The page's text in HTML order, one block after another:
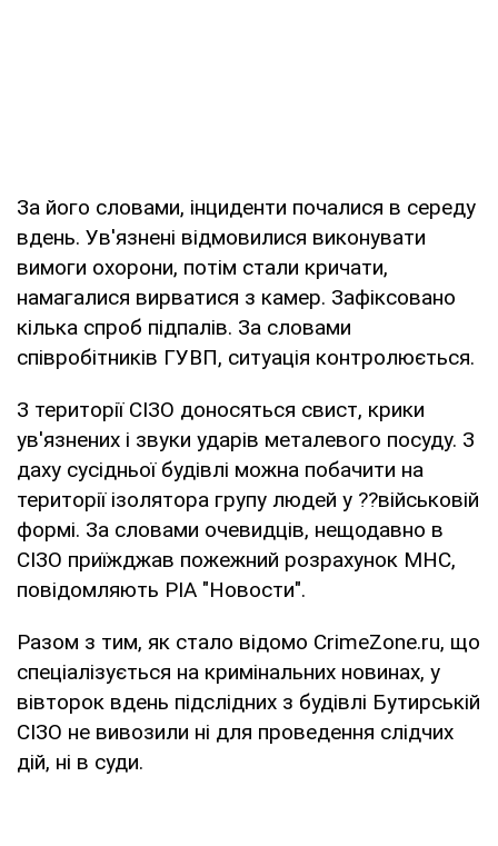
За його словами, інциденти почалися в середу
вдень. Ув'язнені відмовилися виконувати
вимоги охорони, потім стали кричати,
намагалися вирватися з камер. Зафіксовано
кілька спроб підпалів. За словами
співробітників ГУВП, ситуація контролюється.
З території СІЗО доносяться свист, крики
ув'язнених і звуки ударів металевого посуду. З
даху сусідньої будівлі можна побачити на
території ізолятора групу людей у ??військовій
формі. За словами очевидців, нещодавно в
СІЗО приїжджав пожежний розрахунок МНС,
повідомляють РІА "Новости".
Разом з тим, як стало відомо CrimeZone.ru, що
спеціалізується на кримінальних новинах, у
вівторок вдень підслідних з будівлі Бутирській
СІЗО не вивозили ні для проведення слідчих
дій, ні в суди.